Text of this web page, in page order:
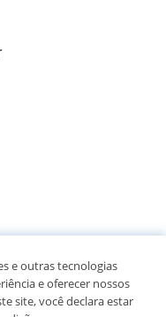
alunos
e outras tecnologias
e oferecer nossos
site, você declara estar